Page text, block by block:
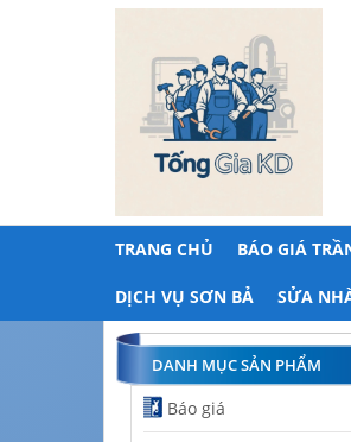
TRANG CHỦ BÁO GIÁ
DỊCH VỤ SƠN BẢ SỬA
DANH MỤC SẢN PHẨM
Báo giá